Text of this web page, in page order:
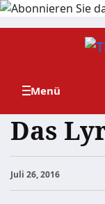
Zum
Das
Juli 26, 2016